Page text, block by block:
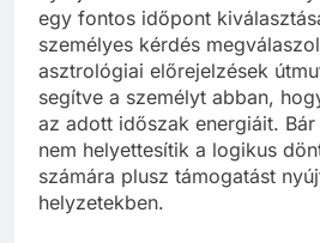
egy fontos időpont
személyes kérdés
asztrológiai előrejelzések
segítve a személyt abban,
az adott időszak energiáit.
nem helyettesítik a logikus
számára plusz támogatást
helyzetekben.